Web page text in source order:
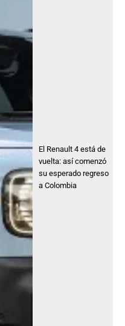
El Renault 4 está de
vuelta: así comenzó
su esperado regreso
a Colombia